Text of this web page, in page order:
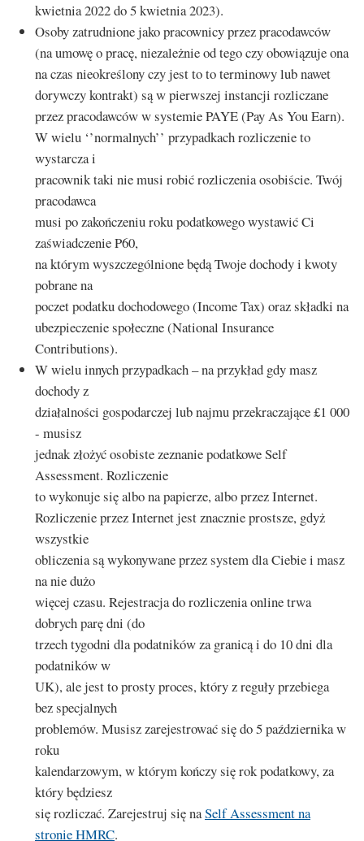
kwietnia 2022 do 5 kwietnia 2023).
Osoby zatrudnione jako pracownicy przez pracodawców
(na umowę o pracę, niezależnie od tego czy obowiązuje ona
na czas nieokreślony czy jest to to terminowy lub nawet
dorywczy kontrakt) są w pierwszej instancji rozliczane
przez pracodawców w systemie PAYE (Pay As You Earn).
W wielu ‘’normalnych’’ przypadkach rozliczenie to
wystarcza i
pracownik taki nie musi robić rozliczenia osobiście. Twój
pracodawca
musi po zakończeniu roku podatkowego wystawić Ci
zaświadczenie P60,
na którym wyszczególnione będą Twoje dochody i kwoty
pobrane na
poczet podatku dochodowego (Income Tax) oraz składki na
ubezpieczenie społeczne (National Insurance
Contributions).
W wielu innych przypadkach – na przykład gdy masz
dochody z
działalności gospodarczej lub najmu przekraczające £1 000
- musisz
jednak złożyć osobiste zeznanie podatkowe Self
Assessment. Rozliczenie
to wykonuje się albo na papierze, albo przez Internet.
Rozliczenie przez Internet jest znacznie prostsze, gdyż
wszystkie
obliczenia są wykonywane przez system dla Ciebie i masz
na nie dużo
więcej czasu. Rejestracja do rozliczenia online trwa
dobrych parę dni (do
trzech tygodni dla podatników za granicą i do 10 dni dla
podatników w
UK), ale jest to prosty proces, który z reguły przebiega
bez specjalnych
problemów. Musisz zarejestrować się do 5 października w
roku
kalendarzowym, w którym kończy się rok podatkowy, za
który będziesz
się rozliczać. Zarejestruj się naSelf Assessment na
stronie HMRC.